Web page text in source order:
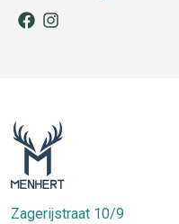
facebook
instagram
Zagerijstraat 10/9